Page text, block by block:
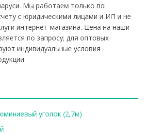
Мы работаем только по
с юридическими лицами и ИП и не
интернет-магазина. Цена на наши
по запросу; для оптовых
индивидуальные условия
уголок (2,7м)